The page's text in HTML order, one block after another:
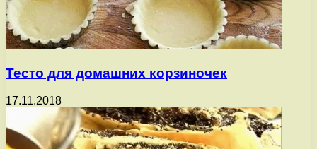
Тесто для домашних корзиночек
17.11.2018